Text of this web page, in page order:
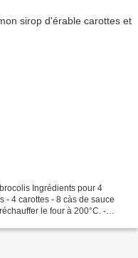
Ingrédients pour 4
- 4 carottes - 8 càs de sauce
le four à 200°C. -